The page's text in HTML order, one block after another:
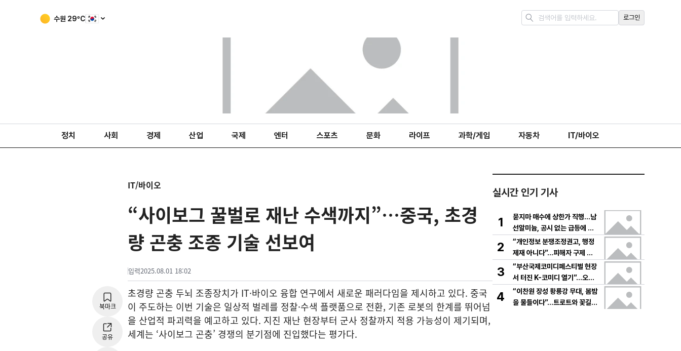
수원 29ºC 로그인
정치 사회 경제 산업 국제 엔터 스포츠 문화 라이프 과학/게임 자동차 IT/바이오
IT/바이오
“사이보그 꿀벌로 재난 수색까지”…중국, 초경
량 곤충 조종 기술 선보여
입력2025.08.01 18:02
북마크
공유
초경량 곤충 두뇌 조종장치가 IT·바이오 융합 연구에서 새로운 패러다임을 제시하고 있다. 중국
이 주도하는 이번 기술은 일상적 벌레를 정찰·수색 플랫품으로 전환, 기존 로봇의 한계를 뛰어넘
을 산업적 파괴력을 예고하고 있다. 지진 재난 현장부터 군사 정찰까지 적용 가능성이 제기되며,
세계는 ‘사이보그 곤충’ 경쟁의 분기점에 진입했다는 평가다.
실시간 인기 기사
1
묻지마 매수에 상한가 직행…남
선알미늄, 공시 없는 급등에 변
동성 경고음
2
“개인정보 분쟁조정권고, 행정
제재 아니다”…피해자 구제 방
식에 초점
3
“부산국제코미디페스티벌 현장
서 터진 K-코미디 열기”…오세
준 곽상원, 현주소 진단→글로
벌 비전 제시
4
“이찬원 장성 황룡강 무대, 봄밤
을 물들이다”…트로트와 꽃길